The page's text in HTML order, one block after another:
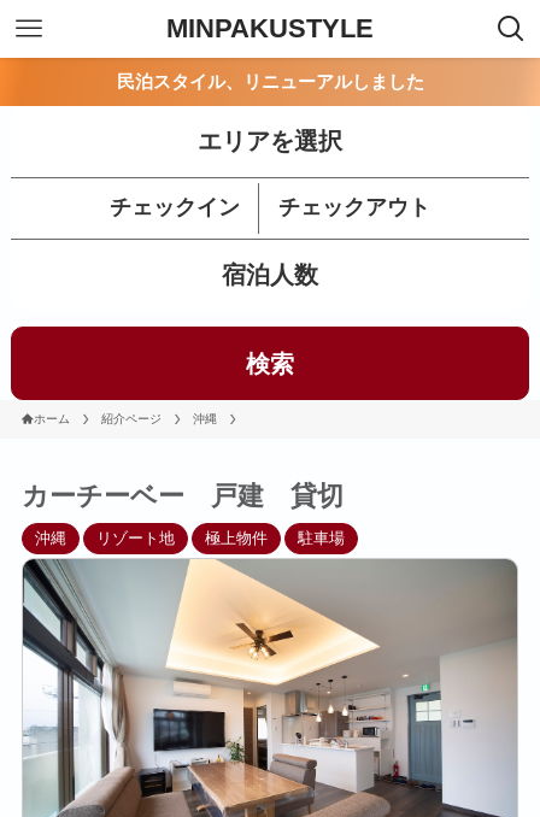
MINPAKUSTYLE
民泊スタイル、リニューアルしました
エリアを選択
チェックイン チェックアウト
宿泊人数
検索
ホーム 紹介ページ 沖縄
カーチーベー 戸建 貸切
沖縄 リゾート地 極上物件 駐車場